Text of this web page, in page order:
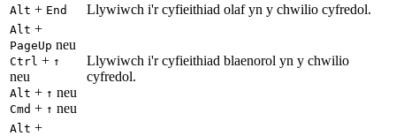
Alt + End Llywiwch i'r cyfieithiad olaf yn y chwilio cyfredol.
Alt +
PageUp neu
Ctrl + ↑
neu
Alt + ↑ neu
Cmd + ↑ neu
Llywiwch i'r cyfieithiad blaenorol yn y chwilio
cyfredol.
Alt +